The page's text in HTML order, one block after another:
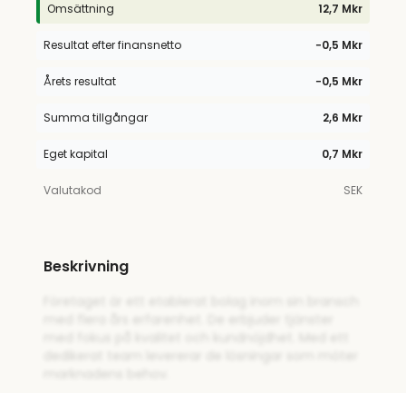
Omsättning
12,7 Mkr
Resultat efter finansnetto −0,5 Mkr
Årets resultat −0,5 Mkr
Summa tillgångar 2,6 Mkr
Eget kapital 0,7 Mkr
Valutakod SEK
Beskrivning